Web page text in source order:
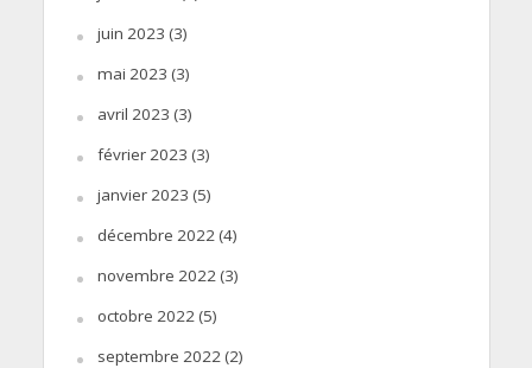
juin 2023 (3)
mai 2023 (3)
avril 2023 (3)
février 2023 (3)
janvier 2023 (5)
décembre 2022(4)
novembre 2022(3)
octobre 2022(5)
septembre 2022(2)